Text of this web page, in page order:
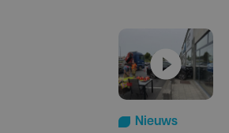
Nieuws